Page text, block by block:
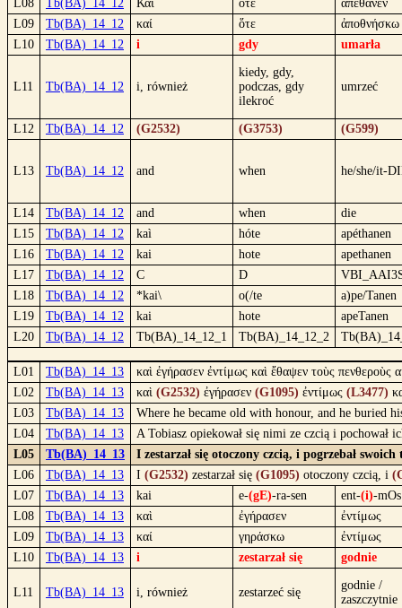
L08 Tb(BA)_14_12 Καὶ ὅτε
ἀπέθανεν
L09
Tb(BA)_14_12 καί ὅτε
ἀποθνήσκω
L10
Tb(BA)_14_12 i gdy umarła
L11 Tb(BA)_14_12 i, również
kiedy, gdy,
podczas, gdy
ilekroć
umrzeć
L12 Tb(BA)_14_12 (G2532) (G3753) (G599)
L13 Tb(BA)_14_12 and when he/she/it-
L14 Tb(BA)_14_12 and when
die
L15
Tb(BA)_14_12 kaì hóte
apéthanen
L16
Tb(BA)_14_12 kai hote
apethanen
L17
Tb(BA)_14_12 C D
L18
Tb(BA)_14_12 *kai\ o(/te
a)pe/Tanen
L19
Tb(BA)_14_12 kai hote
apeTanen
L20
Tb(BA)_14_12 Tb(BA)_14_12_1 Tb(BA)_14_12_2
L01 Tb(BA)_14_13
καὶ ἐγήρασεν ἐντίμως καὶ ἔθαψεν τοὺς
L02
Tb(BA)_14_13 καὶ (G2532) ἐγήρασεν (G1095) ἐντίμως (L3477)
L03
Tb(BA)_14_13
Where he became old with honour, and he buried
L04
Tb(BA)_14_13
A Tobiasz opiekował się nimi ze czcią i
L05
Tb(BA)_14_13
I zestarzał się otoczony czcią, i pogrzebał
L06
Tb(BA)_14_13 I (G2532) zestarzał się (G1095) otoczony czcią, i
L07
Tb(BA)_14_13 kai e-(gE)-ra-sen ent-(i)-mOs
L08
Tb(BA)_14_13 καὶ ἐγήρασεν
ἐντίμως
L09
Tb(BA)_14_13 καί γηράσκω
ἐντίμως
L10
Tb(BA)_14_13 i zestarzał się godnie
L11 Tb(BA)_14_13 i, również zestarzeć się
godnie /
zaszczytnie